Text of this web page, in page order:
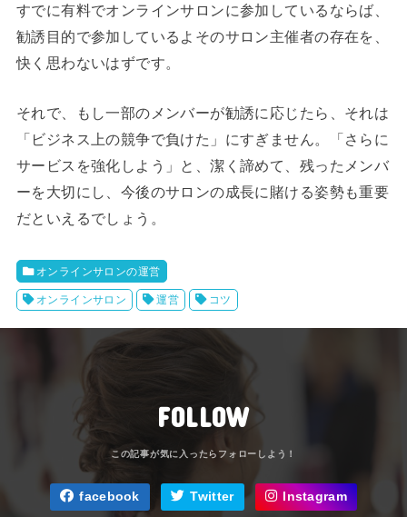
すでに有料でオンラインサロンに参加しているならば、
勧誘目的で参加しているよそのサロン主催者の存在を、
快く思わないはずです。
それで、もし一部のメンバーが勧誘に応じたら、それは
「ビジネス上の競争で負けた」にすぎません。「さらに
サービスを強化しよう」と、潔く諦めて、残ったメンバ
ーを大切にし、今後のサロンの成長に賭ける姿勢も重要
だといえるでしょう。
オンラインサロンの運営
オンラインサロン 運営 コツ
FOLLOW
facebook Twitter Instagram